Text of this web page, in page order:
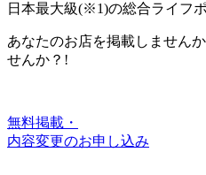
日本最大級(※1)の総合ライフ
あなたのお店を掲載しませんか
せんか？!
無料掲載・
内容変更のお申し込み